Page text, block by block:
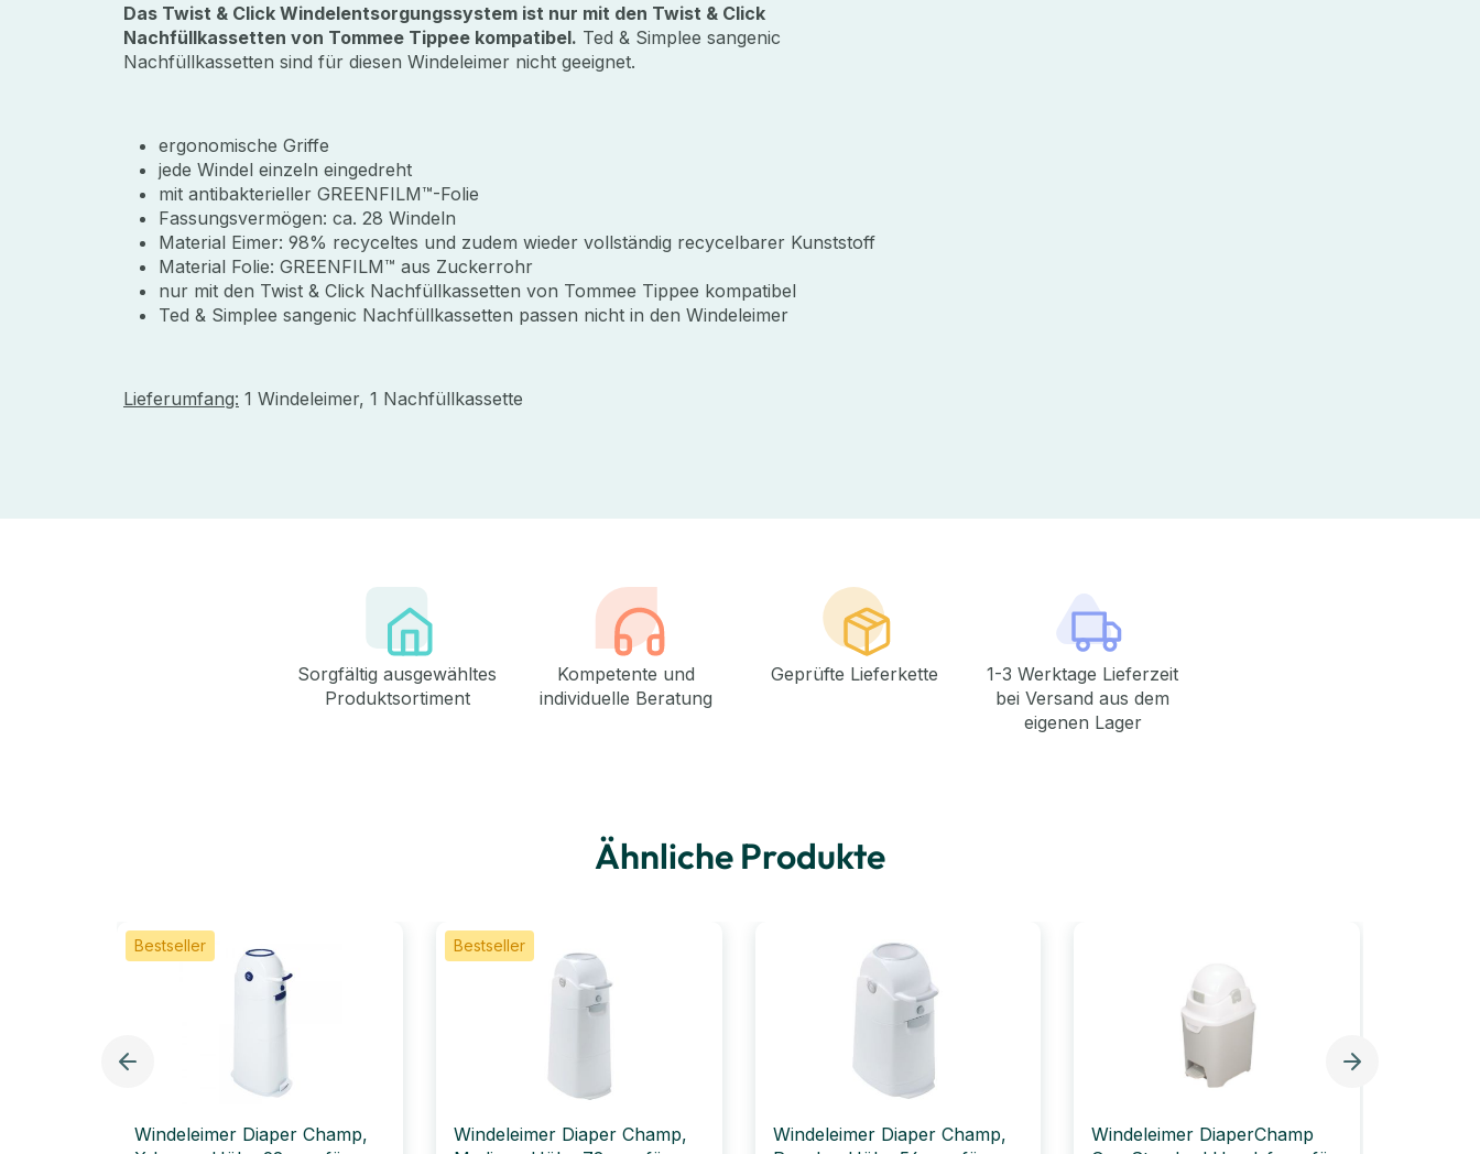
Das Twist & Click Windelentsorgungssystem ist nur mit den Twist & Click
Nachfüllkassetten von Tommee Tippee kompatibel. Ted & Simplee sangenic
Nachfüllkassetten sind für diesen Windeleimer nicht geeignet.
ergonomische Griffe
jede Windel einzeln eingedreht
mit antibakterieller GREENFILM™-Folie
Fassungsvermögen: ca. 28 Windeln
Material Eimer: 98% recyceltes und zudem wieder vollständig recycelbarer Kunststoff
Material Folie: GREENFILM™ aus Zuckerrohr
nur mit den Twist & Click Nachfüllkassetten von Tommee Tippee kompatibel
Ted & Simplee sangenic Nachfüllkassetten passen nicht in den Windeleimer
Lieferumfang: 1 Windeleimer, 1 Nachfüllkassette
Sorgfältig ausgewähltes
Produktsortiment
Kompetente und
individuelle Beratung
Geprüfte Lieferkette
1-3 Werktage Lieferzeit
bei Versand aus dem
eigenen Lager
Ähnliche Produkte
Bestseller
Windeleimer Diaper Champ,
Bestseller
Windeleimer Diaper Champ,
Windeleimer Diaper Champ,
Windeleimer DiaperChamp